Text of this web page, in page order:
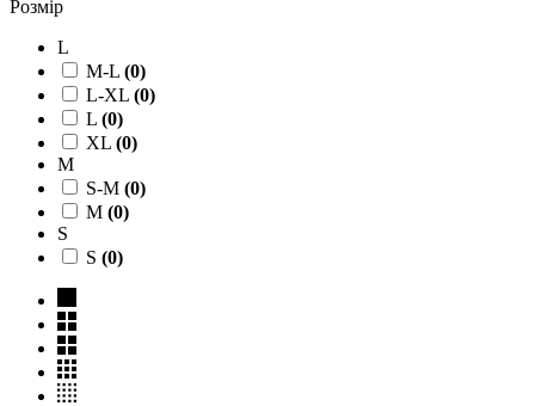
Розмір
L
M-L (0)
L-XL (0)
L (0)
XL (0)
M
S-M (0)
M (0)
S
S (0)